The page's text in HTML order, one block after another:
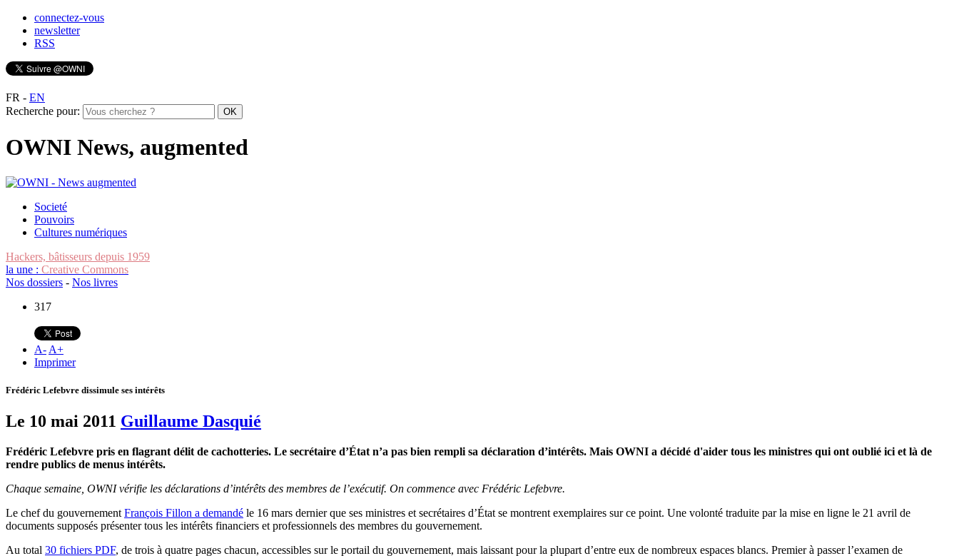
connectez-vous
newsletter
RSS
FR - EN
Recherche pour:
OWNI News, augmented
Societé
Pouvoirs
Cultures numériques
Hackers, bâtisseurs depuis 1959
la une : Creative Commons
Nos dossiers - Nos livres
317
A- A+
Imprimer
Frédéric Lefebvre dissimule ses intérêts
Le 10 mai 2011 Guillaume Dasquié
Frédéric Lefebvre pris en flagrant délit de cachotteries. Le secrétaire d’État n’a pas bien rempli sa déclaration d’intérêts. Mais OWNI a décidé d'aider tous les ministres qui ont oublié ici et là de
rendre publics de menus intérêts.
Chaque semaine, OWNI vérifie les déclarations d’intérêts des membres de l’exécutif. On commence avec Frédéric Lefebvre.
Le chef du gouvernement François Fillon a demandé le 16 mars dernier que ses ministres et secrétaires d’État se montrent exemplaires sur ce point. Une volonté traduite par la mise en ligne le 21 avril de
documents supposés présenter tous les intérêts financiers et professionnels des membres du gouvernement.
Au total 30 fichiers PDF, de trois à quatre pages chacun, accessibles sur le portail du gouvernement, mais laissant pour la plupart d’entre eux de nombreux espaces blancs. Premier à passer l’examen de